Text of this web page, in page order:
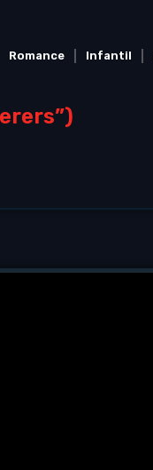
Romance Infantil